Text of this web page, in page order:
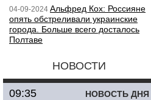
04-09-2024 Альфред Кох: Россияне
опять обстреливали украинские
города. Больше всего досталось
Полтаве
НОВОСТИ
НОВОСТЬ ДНЯ
09:35